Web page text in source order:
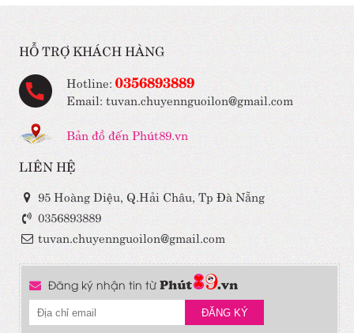
HỖ TRỢ KHÁCH HÀNG
Hotline: 0356893889
Email: tuvan.chuyennguoilon@gmail.com
Bản đồ đến Phút89.vn
LIÊN HỆ
95 Hoàng Diệu, Q.Hải Châu, Tp Đà Nẵng
0356893889
tuvan.chuyennguoilon@gmail.com
Đăng ký nhận tin từ